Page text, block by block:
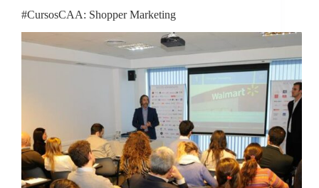
#CursosCAA: Shopper Marketing